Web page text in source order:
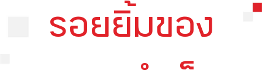
รอยยิ้มของ